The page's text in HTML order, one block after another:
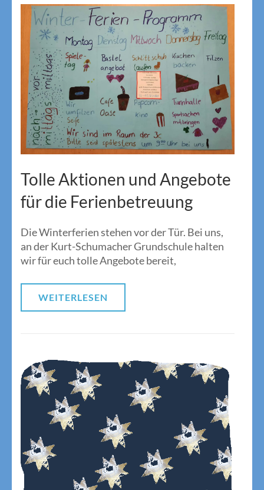
Tolle Aktionen und Angebote
für die Ferienbetreuung
Die Winterferien stehen vor der Tür. Bei uns,
an der Kurt-Schumacher Grundschule halten
wir für euch tolle Angebote bereit,
WEITERLESEN